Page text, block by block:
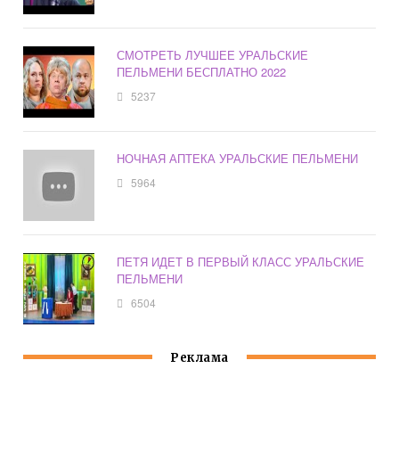
СМОТРЕТЬ ЛУЧШЕЕ УРАЛЬСКИЕ
ПЕЛЬМЕНИ БЕСПЛАТНО 2022
5237
НОЧНАЯ АПТЕКА УРАЛЬСКИЕ ПЕЛЬМЕНИ
5964
ПЕТЯ ИДЕТ В ПЕРВЫЙ КЛАСС УРАЛЬСКИЕ
ПЕЛЬМЕНИ
6504
Реклама